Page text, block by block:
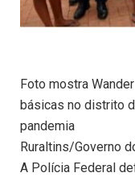
Foto mostra
básicas no distrito
pandemia
Ruraltins/Governo
A Polícia Federal